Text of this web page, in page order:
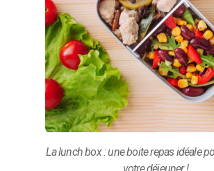
La lunch box : une boite repas idéale